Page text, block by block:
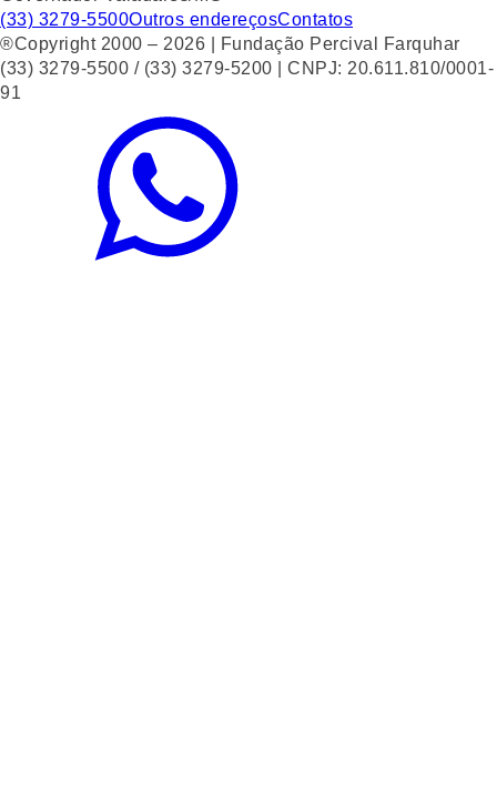
(33) 3279-5500Outros endereçosContatos
®Copyright 2000 – 2026 | Fundação Percival Farquhar
(33) 3279-5500 / (33) 3279-5200 | CNPJ: 20.611.810/0001-
91